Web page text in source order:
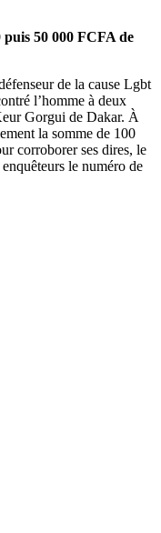
50 000 FCFA de
de la cause Lgbt
l’homme à deux
Gorgui de Dakar. À
la somme de 100
corroborer ses dires, le
le numéro de